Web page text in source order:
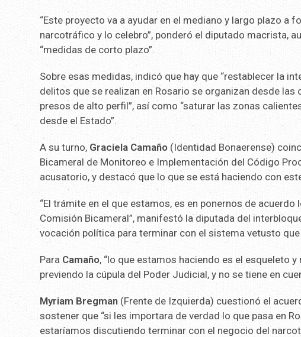
“Este proyecto va a ayudar en el mediano y largo plazo a
narcotráfico y lo celebro”, ponderó el diputado macrista,
“medidas de corto plazo”.
Sobre esas medidas, indicó que hay que “restablecer la
delitos que se realizan en Rosario se organizan desde las
presos de alto perfil”, así como “saturar las zonas
desde el Estado”.
A su turno, Graciela Camaño (Identidad Bonaerense)
Bicameral de Monitoreo e Implementación del Código
acusatorio, y destacó que lo que se está haciendo con
“El trámite en el que estamos, es en ponernos de
Comisión Bicameral”, manifestó la diputada del
vocación política para terminar con el sistema vetusto
Para Camaño, “lo que estamos haciendo es el esqueleto
previendo la cúpula del Poder Judicial, y no se tiene en
Myriam Bregman (Frente de Izquierda) cuestionó el
sostener que “si les importara de verdad lo que pasa en
estaríamos discutiendo terminar con el negocio del